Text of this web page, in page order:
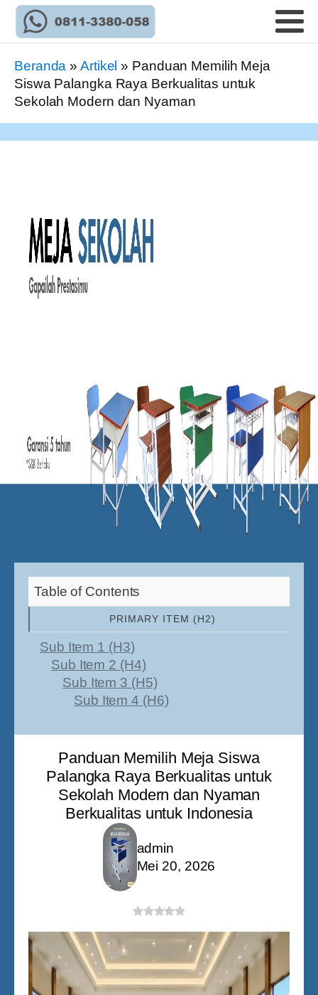
Beranda »Artikel » Panduan Memilih Meja
Siswa Palangka Raya Berkualitas untuk
Sekolah Modern dan Nyaman
Table of Contents
PRIMARY ITEM (H2)
Sub Item 1 (H3)
Sub Item 2 (H4)
Sub Item 3 (H5)
Sub Item 4 (H6)
Panduan Memilih Meja Siswa
Palangka Raya Berkualitas untuk
Sekolah Modern dan Nyaman
Berkualitas untuk Indonesia
admin
Mei 20, 2026